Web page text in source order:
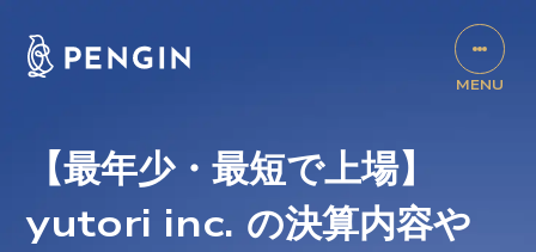
【最年少・最短で上場】
yutori inc. の決算内容や